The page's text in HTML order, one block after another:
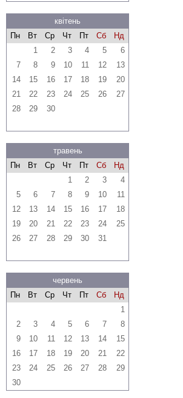
квітень
Пн
Вт Ср Чт Пт Сб
Нд
1
2 3 4 5
6
7
8 9 10 11 12
13
14
15 16 17 18 19
20
21
22 23 24 25 26
27
28
29 30
травень
Пн
Вт Ср Чт Пт Сб
Нд
1
2 3
4
5
6 7 8 9 10
11
12
13 14 15 16 17
18
19
20 21 22 23 24
25
26
27 28 29 30 31
червень
Пн
Вт Ср Чт Пт Сб
Нд
1
2
3 4 5 6 7
8
9
10 11 12 13 14
15
16
17 18 19 20 21
22
23
24 25 26 27 28
29
30